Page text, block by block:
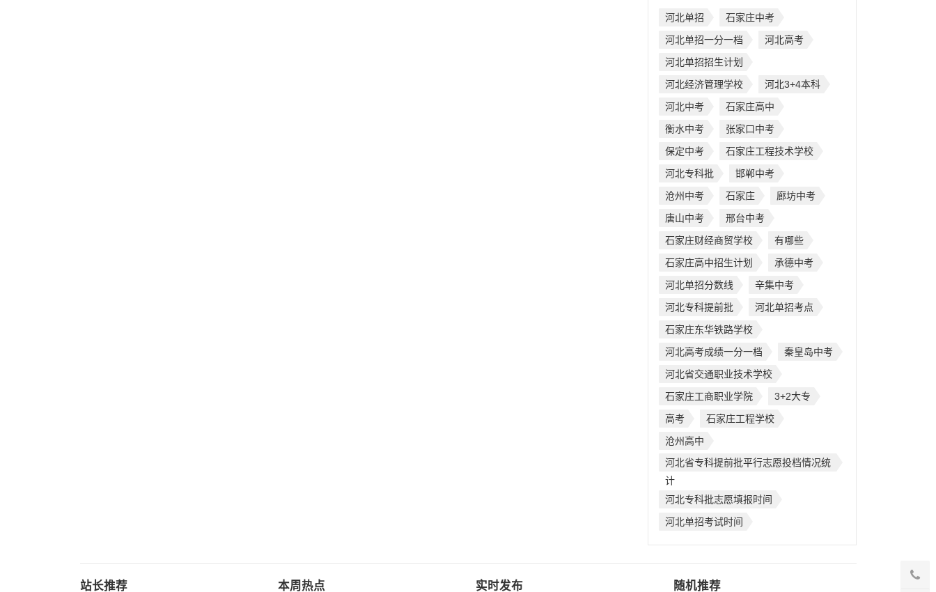
河北单招
石家庄中考
河北单招一分一档
河北高考
河北单招招生计划
河北经济管理学校
河北3+4本科
河北中考
石家庄高中
衡水中考
张家口中考
保定中考
石家庄工程技术学校
河北专科批
邯郸中考
沧州中考
石家庄
廊坊中考
唐山中考
邢台中考
石家庄财经商贸学校
有哪些
石家庄高中招生计划
承德中考
河北单招分数线
辛集中考
河北专科提前批
河北单招考点
石家庄东华铁路学校
河北高考成绩一分一档
秦皇岛中考
河北省交通职业技术学校
石家庄工商职业学院
3+2大专
高考
石家庄工程学校
沧州高中
河北省专科提前批平行志愿投档情况统
计
河北专科批志愿填报时间
河北单招考试时间
站长推荐 本周热点 实时发布 随机推荐